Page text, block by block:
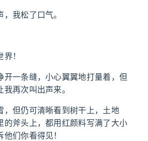
我松了口气。
！
开一条缝，小心翼翼地打量着，但
再次叫出声来。
，但仍可清晰看到树干上，土地
的斧头上，都用红颜料写满了大小
们你看得见！